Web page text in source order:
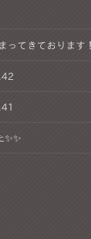
ってきております
✨✨